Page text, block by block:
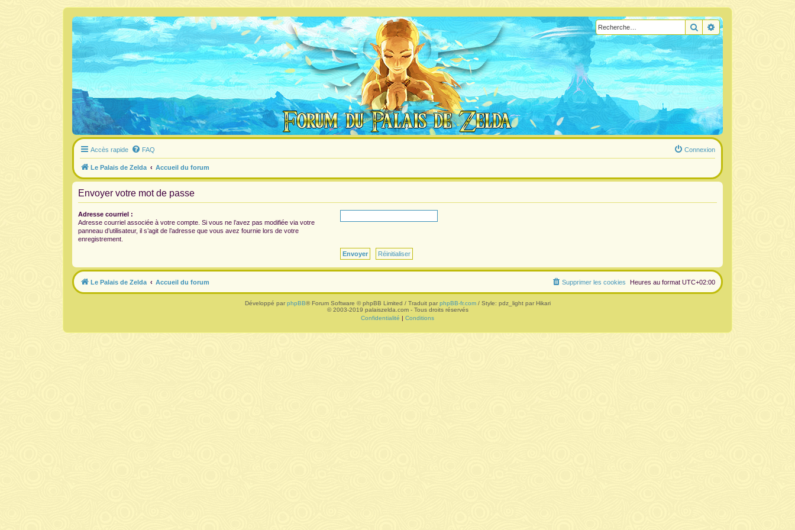
RechercherRecherche avancée
Accès rapide FAQ Connexion
Le Palais de Zelda Accueil du forum
Envoyer votre mot de passe
Adresse courriel :
Adresse courriel associée à votre compte. Si vous ne l’avez pas modifiée via votre
panneau d’utilisateur, il s’agit de l’adresse que vous avez fournie lors de votre
enregistrement.
Le Palais de Zelda Accueil du forum Heures au format UTC+02:00
Supprimer les cookies
Développé par phpBB® Forum Software © phpBB Limited / Traduit par phpBB-fr.com/ Style: pdz_light par Hikari
© 2003-2019 palaiszelda.com - Tous droits réservés
Confidentialité | Conditions